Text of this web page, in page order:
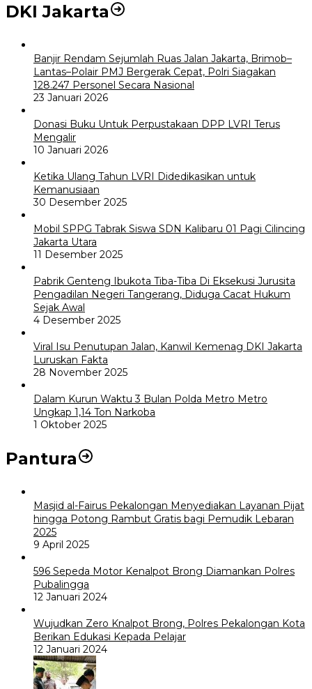
DKI Jakarta
Banjir Rendam Sejumlah Ruas Jalan Jakarta, Brimob–
Lantas–Polair PMJ Bergerak Cepat, Polri Siagakan
128.247 Personel Secara Nasional
23 Januari 2026
Donasi Buku Untuk Perpustakaan DPP LVRI Terus
Mengalir
10 Januari 2026
Ketika Ulang Tahun LVRI Didedikasikan untuk
Kemanusiaan
30 Desember 2025
Mobil SPPG Tabrak Siswa SDN Kalibaru 01 Pagi Cilincing
Jakarta Utara
11 Desember 2025
Pabrik Genteng Ibukota Tiba-Tiba Di Eksekusi Jurusita
Pengadilan Negeri Tangerang, Diduga Cacat Hukum
Sejak Awal
4 Desember 2025
Viral Isu Penutupan Jalan, Kanwil Kemenag DKI Jakarta
Luruskan Fakta
28 November 2025
Dalam Kurun Waktu 3 Bulan Polda Metro Metro
Ungkap 1,14 Ton Narkoba
1 Oktober 2025
Pantura
Masjid al-Fairus Pekalongan Menyediakan Layanan Pijat
hingga Potong Rambut Gratis bagi Pemudik Lebaran
2025
9 April 2025
596 Sepeda Motor Kenalpot Brong Diamankan Polres
Pubalingga
12 Januari 2024
Wujudkan Zero Knalpot Brong, Polres Pekalongan Kota
Berikan Edukasi Kepada Pelajar
12 Januari 2024